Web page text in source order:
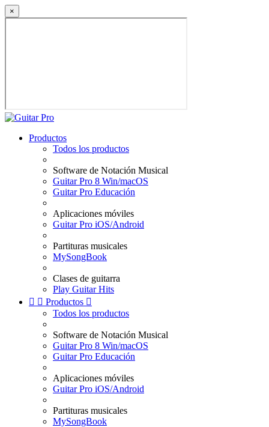
×
Productos
Todos los productos
Software de Notación Musical
Guitar Pro 8 Win/macOS
Guitar Pro Educación
Aplicaciones móviles
Guitar Pro iOS/Android
Partituras musicales
MySongBook
Clases de guitarra
Play Guitar Hits
  Productos 
Todos los productos
Software de Notación Musical
Guitar Pro 8 Win/macOS
Guitar Pro Educación
Aplicaciones móviles
Guitar Pro iOS/Android
Partituras musicales
MySongBook